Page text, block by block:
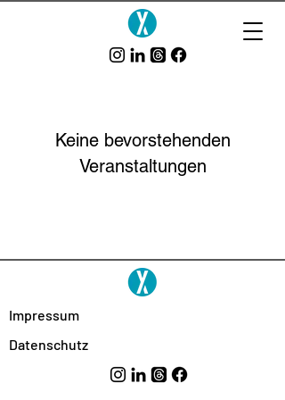
Keine bevorstehenden
Veranstaltungen
Impressum
Datenschutz